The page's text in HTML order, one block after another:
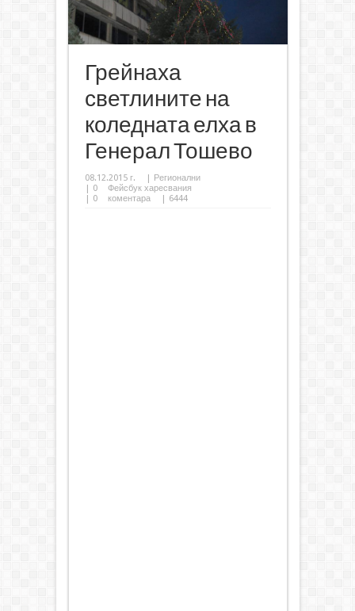
Грейнаха
светлините на
коледната елха в
Генерал Тошево
08.12.2015 г.
Регионални
0
Фейсбук харесвания
0 коментара | 6444